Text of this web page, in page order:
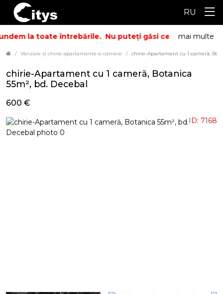
RU
la toate întrebările. Nu puteți găsi ceea cemai multe
Vânzare și chirie apartamente si camere chirie-Apartament cu 1 cameră,
chirie-Apartament cu 1 cameră, Botanica
55m², bd. Decebal
ID: 7168
600 €